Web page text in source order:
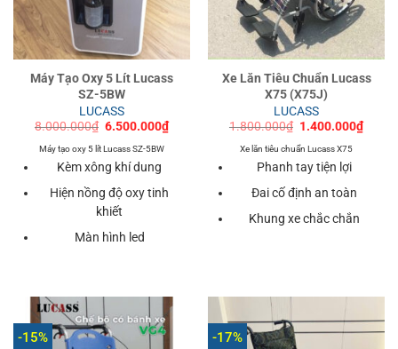
Máy Tạo Oxy 5 Lít Lucass
SZ-5BW
LUCASS
8.000.000₫ Giá
là:
8.000.000₫.
6.500.000₫Giá
hiện
6.500.000₫.
Máy tạo oxy 5 lít Lucass SZ-5BW
Kèm xông khí dung
Hiện nồng độ oxy tinh
khiết
Màn hình led
Xe Lăn Tiêu Chuẩn Lucass
X75 (X75J)
LUCASS
1.800.000₫ Giá
là:
1.800.000₫.
1.400.000₫Giá
hiện
Xe lăn tiêu chuẩn Lucass X75
Phanh tay tiện lợi
Đai cố định an toàn
Khung xe chắc chắn
-15% -17%